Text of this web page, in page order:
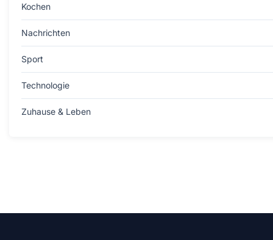
Kochen
Nachrichten
Sport
Technologie
Zuhause & Leben